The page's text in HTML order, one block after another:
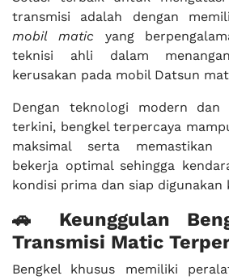
transmisi adalah dengan
mobil maticyang
teknisi ahli dalam
kerusakan pada mobil Datsun
Dengan teknologi modern dan
terkini, bengkel terpercaya
maksimal serta memastikan
bekerja optimal sehingga
kondisi prima dan siap digunakan
🚗 Keunggulan
Transmisi Matic
Bengkel khusus memiliki